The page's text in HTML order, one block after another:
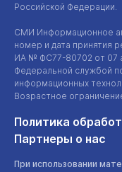
Российской Федерации.
СМИ Информационное
номер и дата принятия
ИА № ФС77-80702 от 07
Федеральной службой
информационных
Возрастное
Политика
Партнеры о нас
При использовании